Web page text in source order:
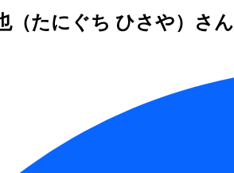
（たにぐち ひさや）さん